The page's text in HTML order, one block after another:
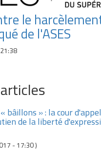
le harcèlement
de l'ASES
bâillons » : la cour
de la liberté
- 17:30)